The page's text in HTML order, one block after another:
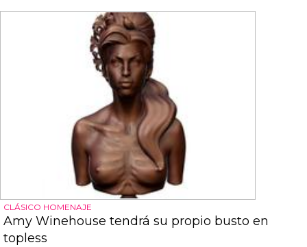
CLÁSICO HOMENAJE
Amy Winehouse tendrá su propio busto en
topless